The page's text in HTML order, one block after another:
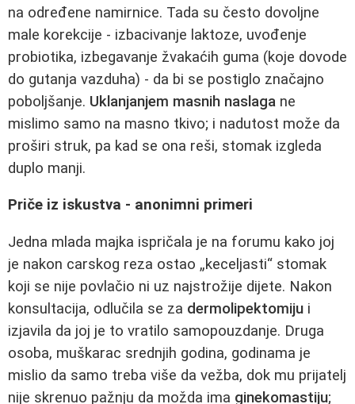
na određene namirnice. Tada su često dovoljne
male korekcije - izbacivanje laktoze, uvođenje
probiotika, izbegavanje žvakaćih guma (koje dovode
do gutanja vazduha) - da bi se postiglo značajno
poboljšanje. Uklanjanjem masnih naslaga ne
mislimo samo na masno tkivo; i nadutost može da
proširi struk, pa kad se ona reši, stomak izgleda
duplo manji.
Priče iz iskustva - anonimni primeri
Jedna mlada majka ispričala je na forumu kako joj
je nakon carskog reza ostao „keceljasti“ stomak
koji se nije povlačio ni uz najstrožije dijete. Nakon
konsultacija, odlučila se za dermolipektomiju i
izjavila da joj je to vratilo samopouzdanje. Druga
osoba, muškarac srednjih godina, godinama je
mislio da samo treba više da vežba, dok mu prijatelj
nije skrenuo pažnju da možda ima ginekomastiju;